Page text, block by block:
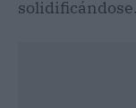
solidificándose.